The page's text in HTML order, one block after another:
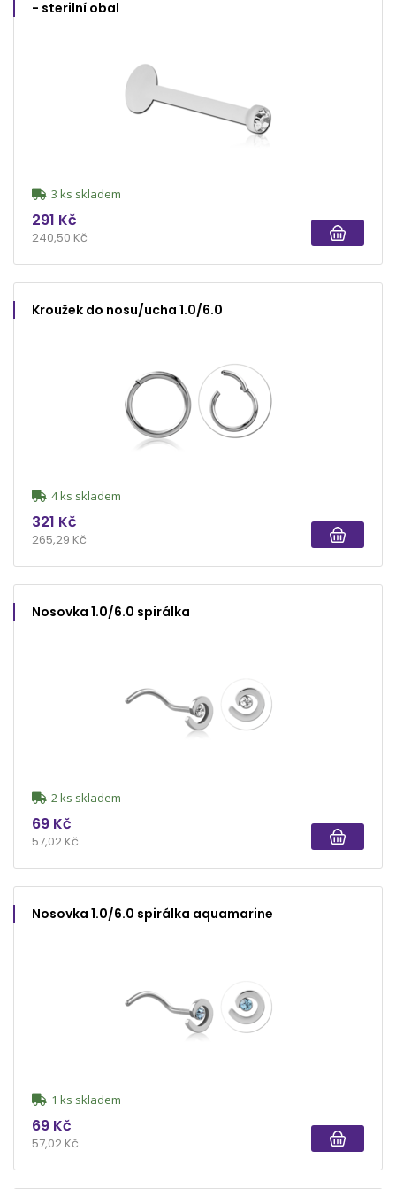
- sterilní obal
3 ks skladem
291 Kč
240,50 Kč
Kroužek do nosu/ucha 1.0/6.0
4 ks skladem
321 Kč
265,29 Kč
Nosovka 1.0/6.0 spirálka
2 ks skladem
69 Kč
57,02 Kč
Nosovka 1.0/6.0 spirálka aquamarine
1 ks skladem
69 Kč
57,02 Kč